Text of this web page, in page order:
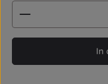
Produkt Anzahl:
In